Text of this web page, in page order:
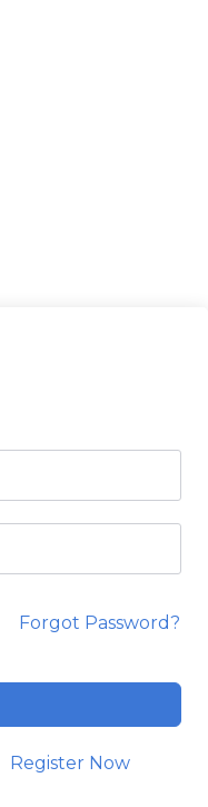
Forgot Password?
Register Now